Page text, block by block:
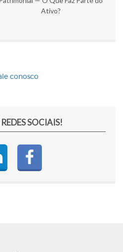
Ativo?
SOCIAIS!